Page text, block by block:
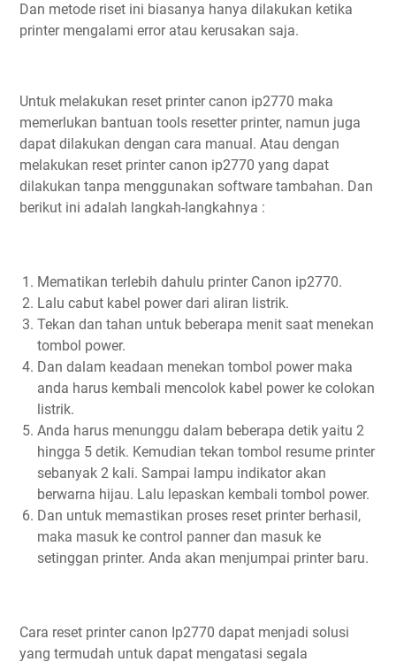
Dan metode riset ini biasanya hanya dilakukan ketika
printer mengalami error atau kerusakan saja.
Untuk melakukan reset printer canon ip2770 maka
memerlukan bantuan tools resetter printer, namun juga
dapat dilakukan dengan cara manual. Atau dengan
melakukan reset printer canon ip2770 yang dapat
dilakukan tanpa menggunakan software tambahan. Dan
berikut ini adalah langkah-langkahnya :
Mematikan terlebih dahulu printer Canon ip2770.
Lalu cabut kabel power dari aliran listrik.
Tekan dan tahan untuk beberapa menit saat menekan
tombol power.
Dan dalam keadaan menekan tombol power maka
anda harus kembali mencolok kabel power ke colokan
listrik.
Anda harus menunggu dalam beberapa detik yaitu 2
hingga 5 detik. Kemudian tekan tombol resume printer
sebanyak 2 kali. Sampai lampu indikator akan
berwarna hijau. Lalu lepaskan kembali tombol power.
Dan untuk memastikan proses reset printer berhasil,
maka masuk ke control panner dan masuk ke
setinggan printer. Anda akan menjumpai printer baru.
Cara reset printer canon Ip2770 dapat menjadi solusi
yang termudah untuk dapat mengatasi segala